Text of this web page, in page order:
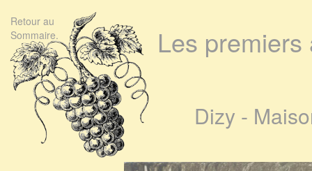
Retour au
Sommaire.
Les
Dizy -